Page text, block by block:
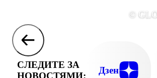
©
СЛЕДИТЕ ЗА
НОВОСТЯМИ:
Дзен